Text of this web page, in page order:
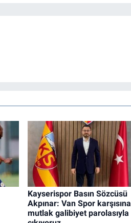
Kayserispor Basın Sözcüsü
Akpınar: Van Spor karşısına
mutlak galibiyet parolasıyla